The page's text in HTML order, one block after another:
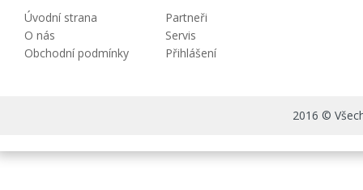
Úvodní strana
O nás
Obchodní podmínky
Partneři
Servis
Přihlášení
2016 ©